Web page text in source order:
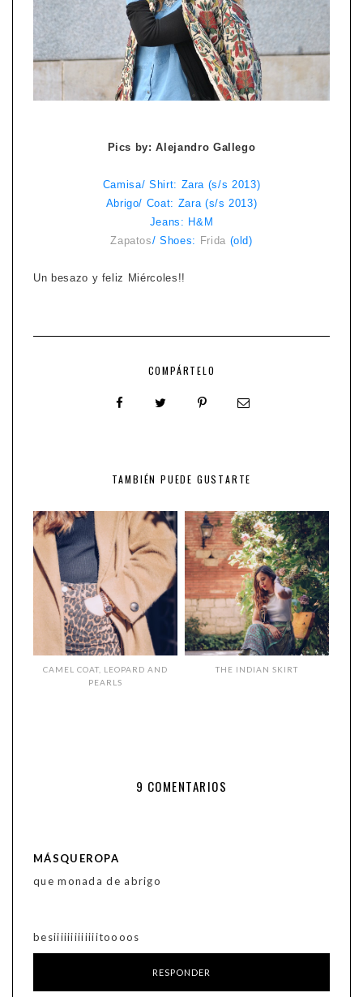
Pics by: Alejandro Gallego
Camisa/ Shirt: Zara (s/s 2013)
Abrigo/ Coat: Zara (s/s 2013)
Jeans: H&M
Zapatos/ Shoes: Frida (old)
Un besazo y feliz Miércoles!!
COMPÁRTELO
TAMBIÉN PUEDE GUSTARTE
CAMEL COAT, LEOPARD AND
PEARLS
THE INDIAN SKIRT
9 COMENTARIOS
MÁSQUEROPA
que monada de abrigo
besiiiiiiiiiiiiitoooos
RESPONDER